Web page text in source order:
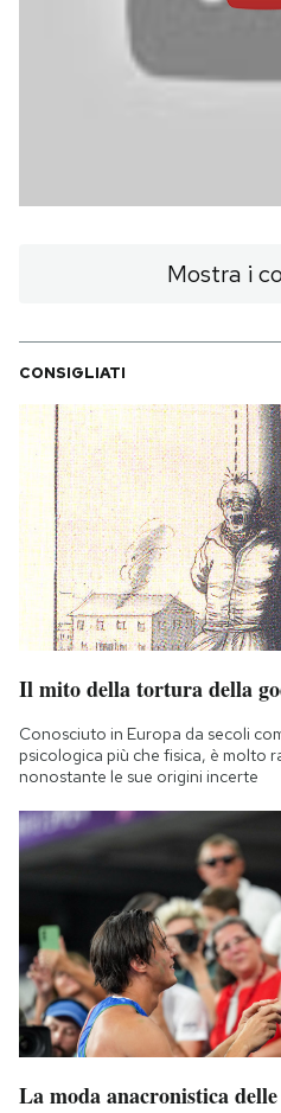
Mostra i
CONSIGLIATI
Il mito della tortura della
Conosciuto in Europa da secoli
psicologica più che fisica, è molto
nonostante le sue origini incerte
La moda anacronistica